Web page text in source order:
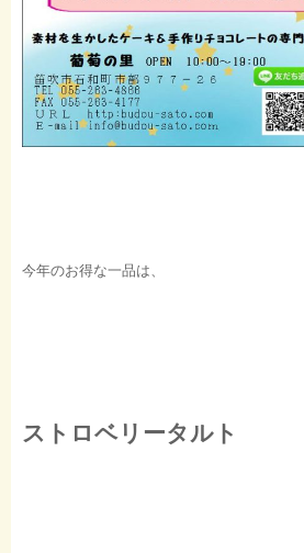
今年のお得な一品は、
ストロベリータルト